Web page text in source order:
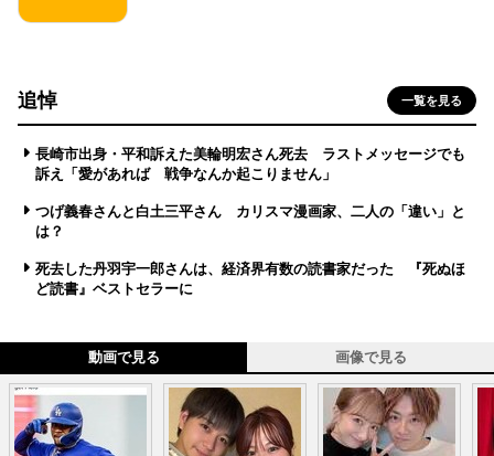
追悼 一覧を見る
長崎市出身・平和訴えた美輪明宏さん死去 ラストメッセージでも
訴え「愛があれば 戦争なんか起こりません」
つげ義春さんと白土三平さん カリスマ漫画家、二人の「違い」と
は？
死去した丹羽宇一郎さんは、経済界有数の読書家だった 『死ぬほ
ど読書』ベストセラーに
動画で見る 画像で見る